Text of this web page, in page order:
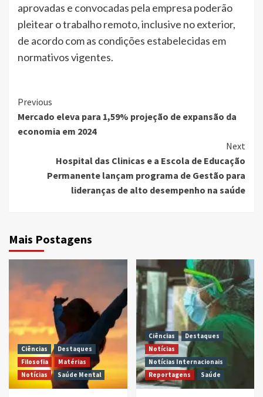
aprovadas e convocadas pela empresa poderão
pleitear o trabalho remoto, inclusive no exterior,
de acordo com as condições estabelecidas em
normativos vigentes.
Continue
Reading
Previous
Mercado eleva para 1,59% projeção de expansão da
economia em 2024
Next
Hospital das Clinicas e a Escola de Educação
Permanente lançam programa de Gestão para
lideranças de alto desempenho na saúde
Mais Postagens
Ciências
Destaques
Filosofia
Matérias
Notícias
Saúde Mental
Ciências
Destaques
Notícias
Notícias Internacionais
Reportagens
Saúde